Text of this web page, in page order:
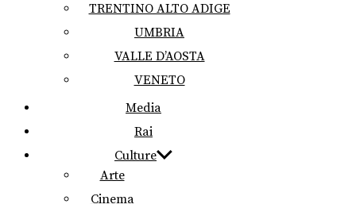
TRENTINO ALTO ADIGE
UMBRIA
VALLE D’AOSTA
VENETO
Media
Rai
Culture
Arte
Cinema